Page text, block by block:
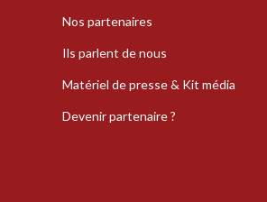
Nos partenaires
Ils parlent de nous
Matériel de presse & Kit média
Devenir partenaire ?